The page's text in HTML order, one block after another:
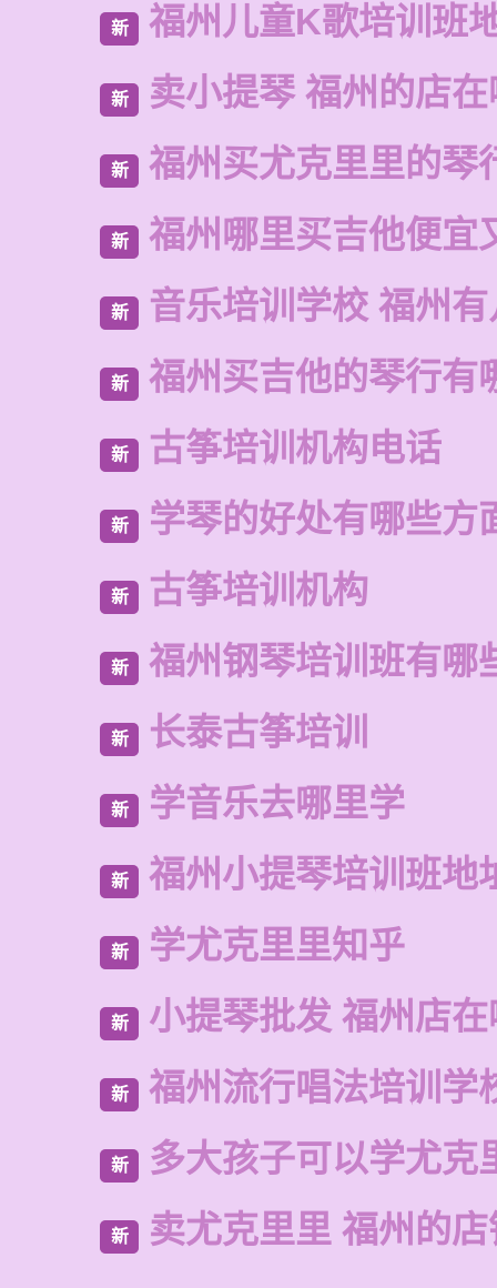
新 福州儿童K歌培训班
新 卖小提琴 福州的店
新 福州买尤克里里的琴
新 福州哪里买吉他便宜
新 音乐培训学校 福州
新 福州买吉他的琴行有
新 古筝培训机构电话
新 学琴的好处有哪些方
新 古筝培训机构
新 福州钢琴培训班有哪
新 长泰古筝培训
新 学音乐去哪里学
新 福州小提琴培训班地
新 学尤克里里知乎
新 小提琴批发 福州店
新 福州流行唱法培训学
新 多大孩子可以学尤克
新 卖尤克里里 福州的店